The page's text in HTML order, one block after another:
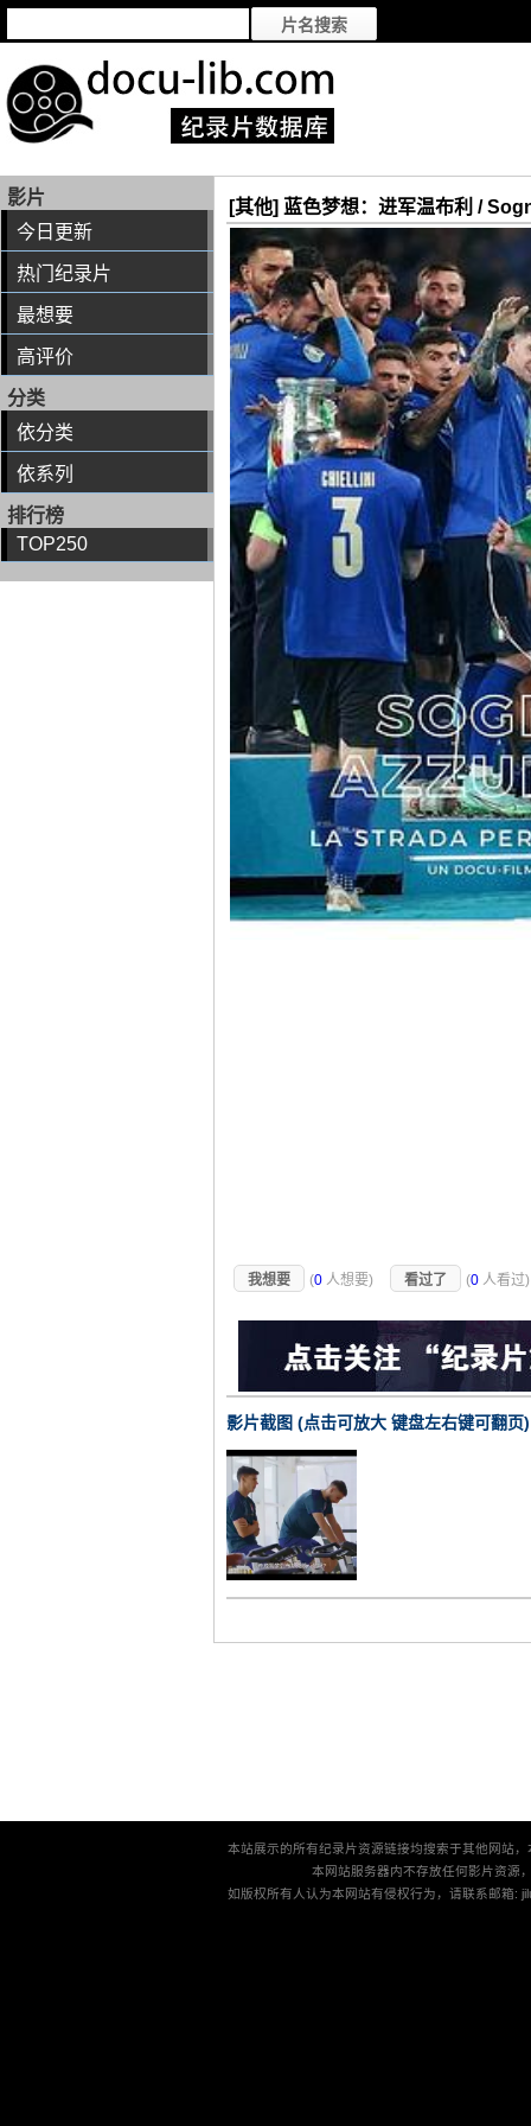
影片
今日更新
热门纪录片
最想要
高评价
分类
依分类
依系列
排行榜
TOP250
[其他] 蓝色梦想：进军温布利 /
我想要 (0 人想要) 看过了 (0 人看过
影片截图 (点击可放大 键盘左右键可翻页)
本站展示的所有纪录片资源链接均搜索于其他网站
本网站服务器内不存放任何影片资源
如版权所有人认为本网站有侵权行为，请联系邮箱: